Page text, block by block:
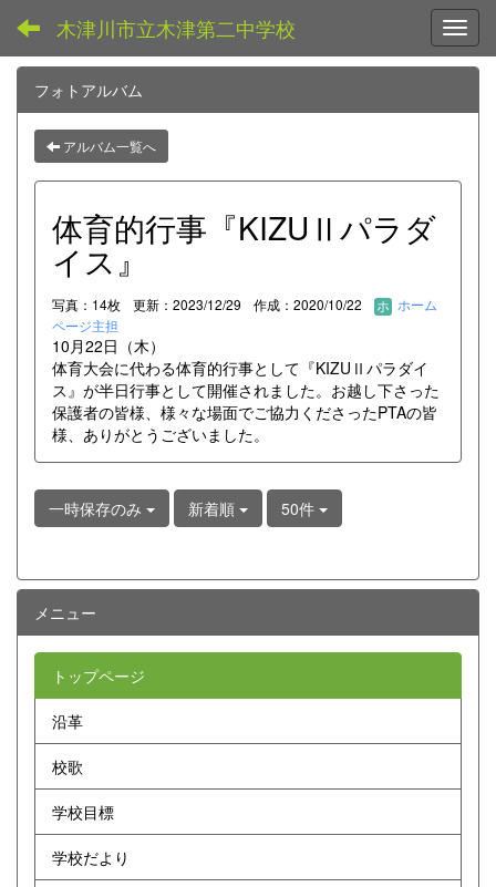
木津川市立木津第二中学校
フォトアルバム
アルバム一覧へ
体育的行事『KIZUⅡパラダ
イス』
写真：14枚 更新：2023/12/29 作成：2020/10/22
ホーム
ページ主担
10月22日（木）
体育大会に代わる体育的行事として『KIZUⅡパラダイ
ス』が半日行事として開催されました。お越し下さった
保護者の皆様、様々な場面でご協力くださったPTAの皆
様、ありがとうございました。
一時保存のみ 新着順 50件
メニュー
トップページ
沿革
校歌
学校目標
学校だより